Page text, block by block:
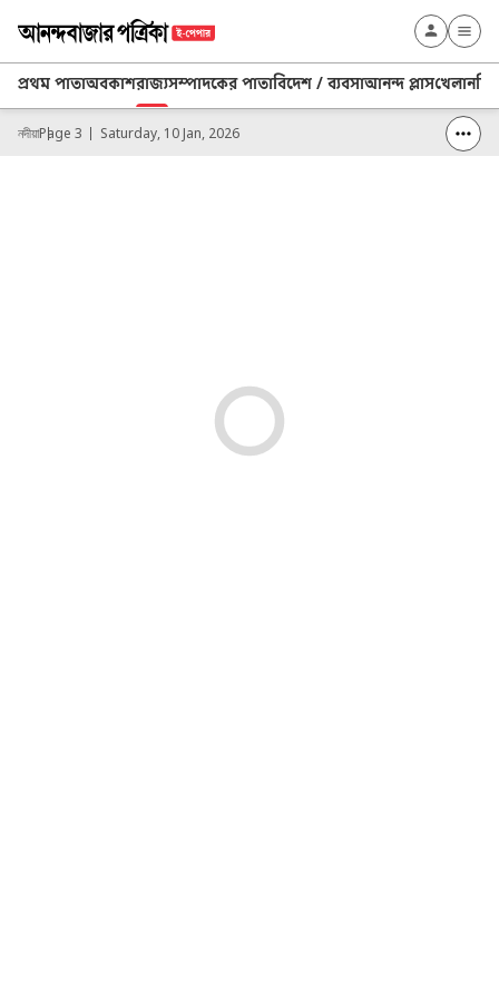
প্রথম পাতাঅবকাশরাজ্যসম্পাদকের পাতাবিদেশ / ব্যবসাআনন্দ প্লাসখেলা
নদীয়াPage 3 Saturday, 10 Jan, 2026